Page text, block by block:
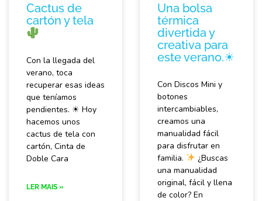
Cactus de
cartón y tela
Con la llegada del
verano, toca
recuperar esas ideas
que teníamos
pendientes. ☀ Hoy
hacemos unos
cactus de tela con
cartón, Cinta de
Doble Cara
LER MAIS »
Una bolsa
térmica
divertida y
creativa para
este verano.☀
Con Discos Mini y
botones
intercambiables,
creamos una
manualidad fácil
para disfrutar en
familia.
¿Buscas
una manualidad
original, fácil y llena
de color? En